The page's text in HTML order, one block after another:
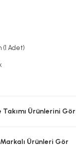
(1 Adet)
Takımı Ürünlerini Gör
Ürünleri Gör